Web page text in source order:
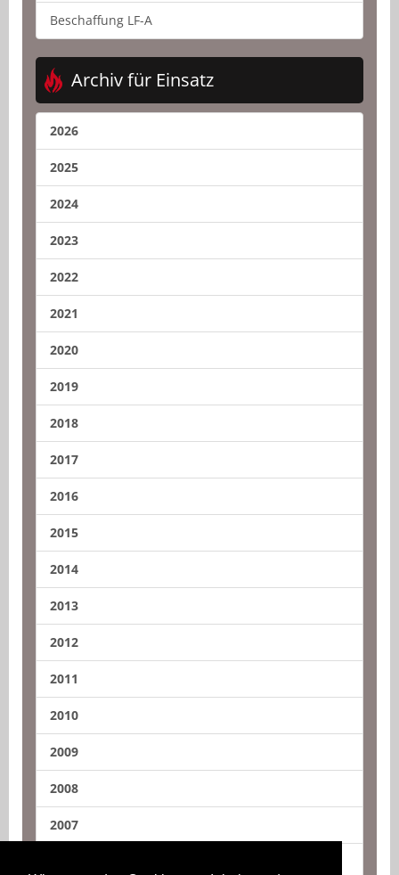
Beschaffung LF-A
Archiv für Einsatz
2026
2025
2024
2023
2022
2021
2020
2019
2018
2017
2016
2015
2014
2013
2012
2011
2010
2009
2008
2007